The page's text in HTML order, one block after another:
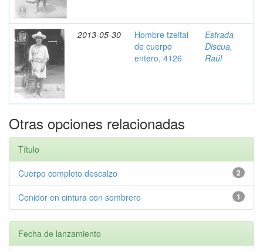
2013-05-30
Hombre tzeltal
de cuerpo
entero, 4126
Estrada
Discua,
Raúl
Otras opciones relacionadas
Título
2
Cuerpo completo descalzo
1
Cenidor en cintura con sombrero
Fecha de lanzamiento